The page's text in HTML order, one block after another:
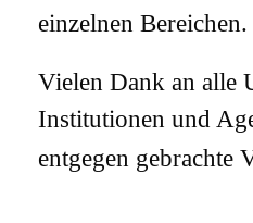
einzelnen Bereichen.
Vielen Dank an alle
Institutionen und
entgegen gebrachte